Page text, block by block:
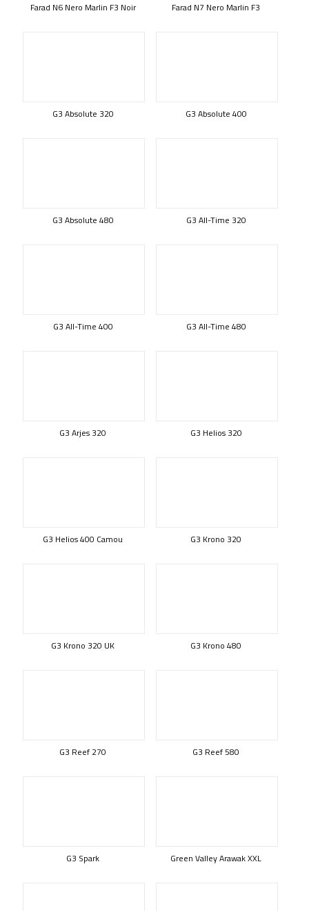
Farad N6 Nero Marlin F3 Noir Farad N7 Nero Marlin F3
G3 Absolute 320 G3 Absolute 400
G3 Absolute 480 G3 All-Time 320
G3 All-Time 400 G3 All-Time 480
G3 Arjes 320 G3 Helios 320
G3 Helios 400 Camou G3 Krono 320
G3 Krono 320 UK G3 Krono 480
G3 Reef 270 G3 Reef 580
G3 Spark Green Valley Arawak XXL